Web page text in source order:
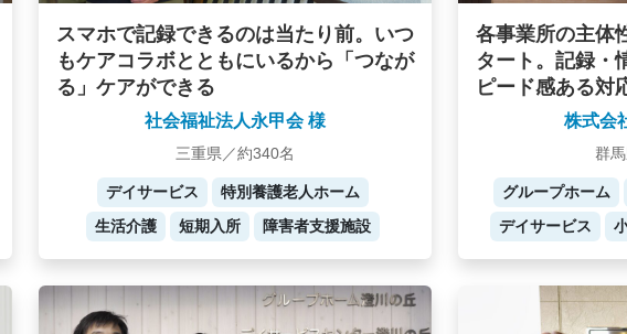
スマホで記録できるのは当たり前。いつ
もケアコラボとともにいるから「つなが
る」ケアができる
社会福祉法人永甲会 様
三重県／約340名
デイサービス
特別養護老人ホーム
生活介護
短期入所 障害者支援施設
各事業所の主体
タート。記録・
ピード感ある対
株式会
群
グループホーム
デイサービス